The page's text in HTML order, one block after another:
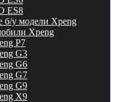
ES8
б/у модели Xpeng
Xpeng
P7
G3
G6
G7
G9
X9